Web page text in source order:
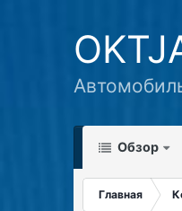
Обзор
Главная